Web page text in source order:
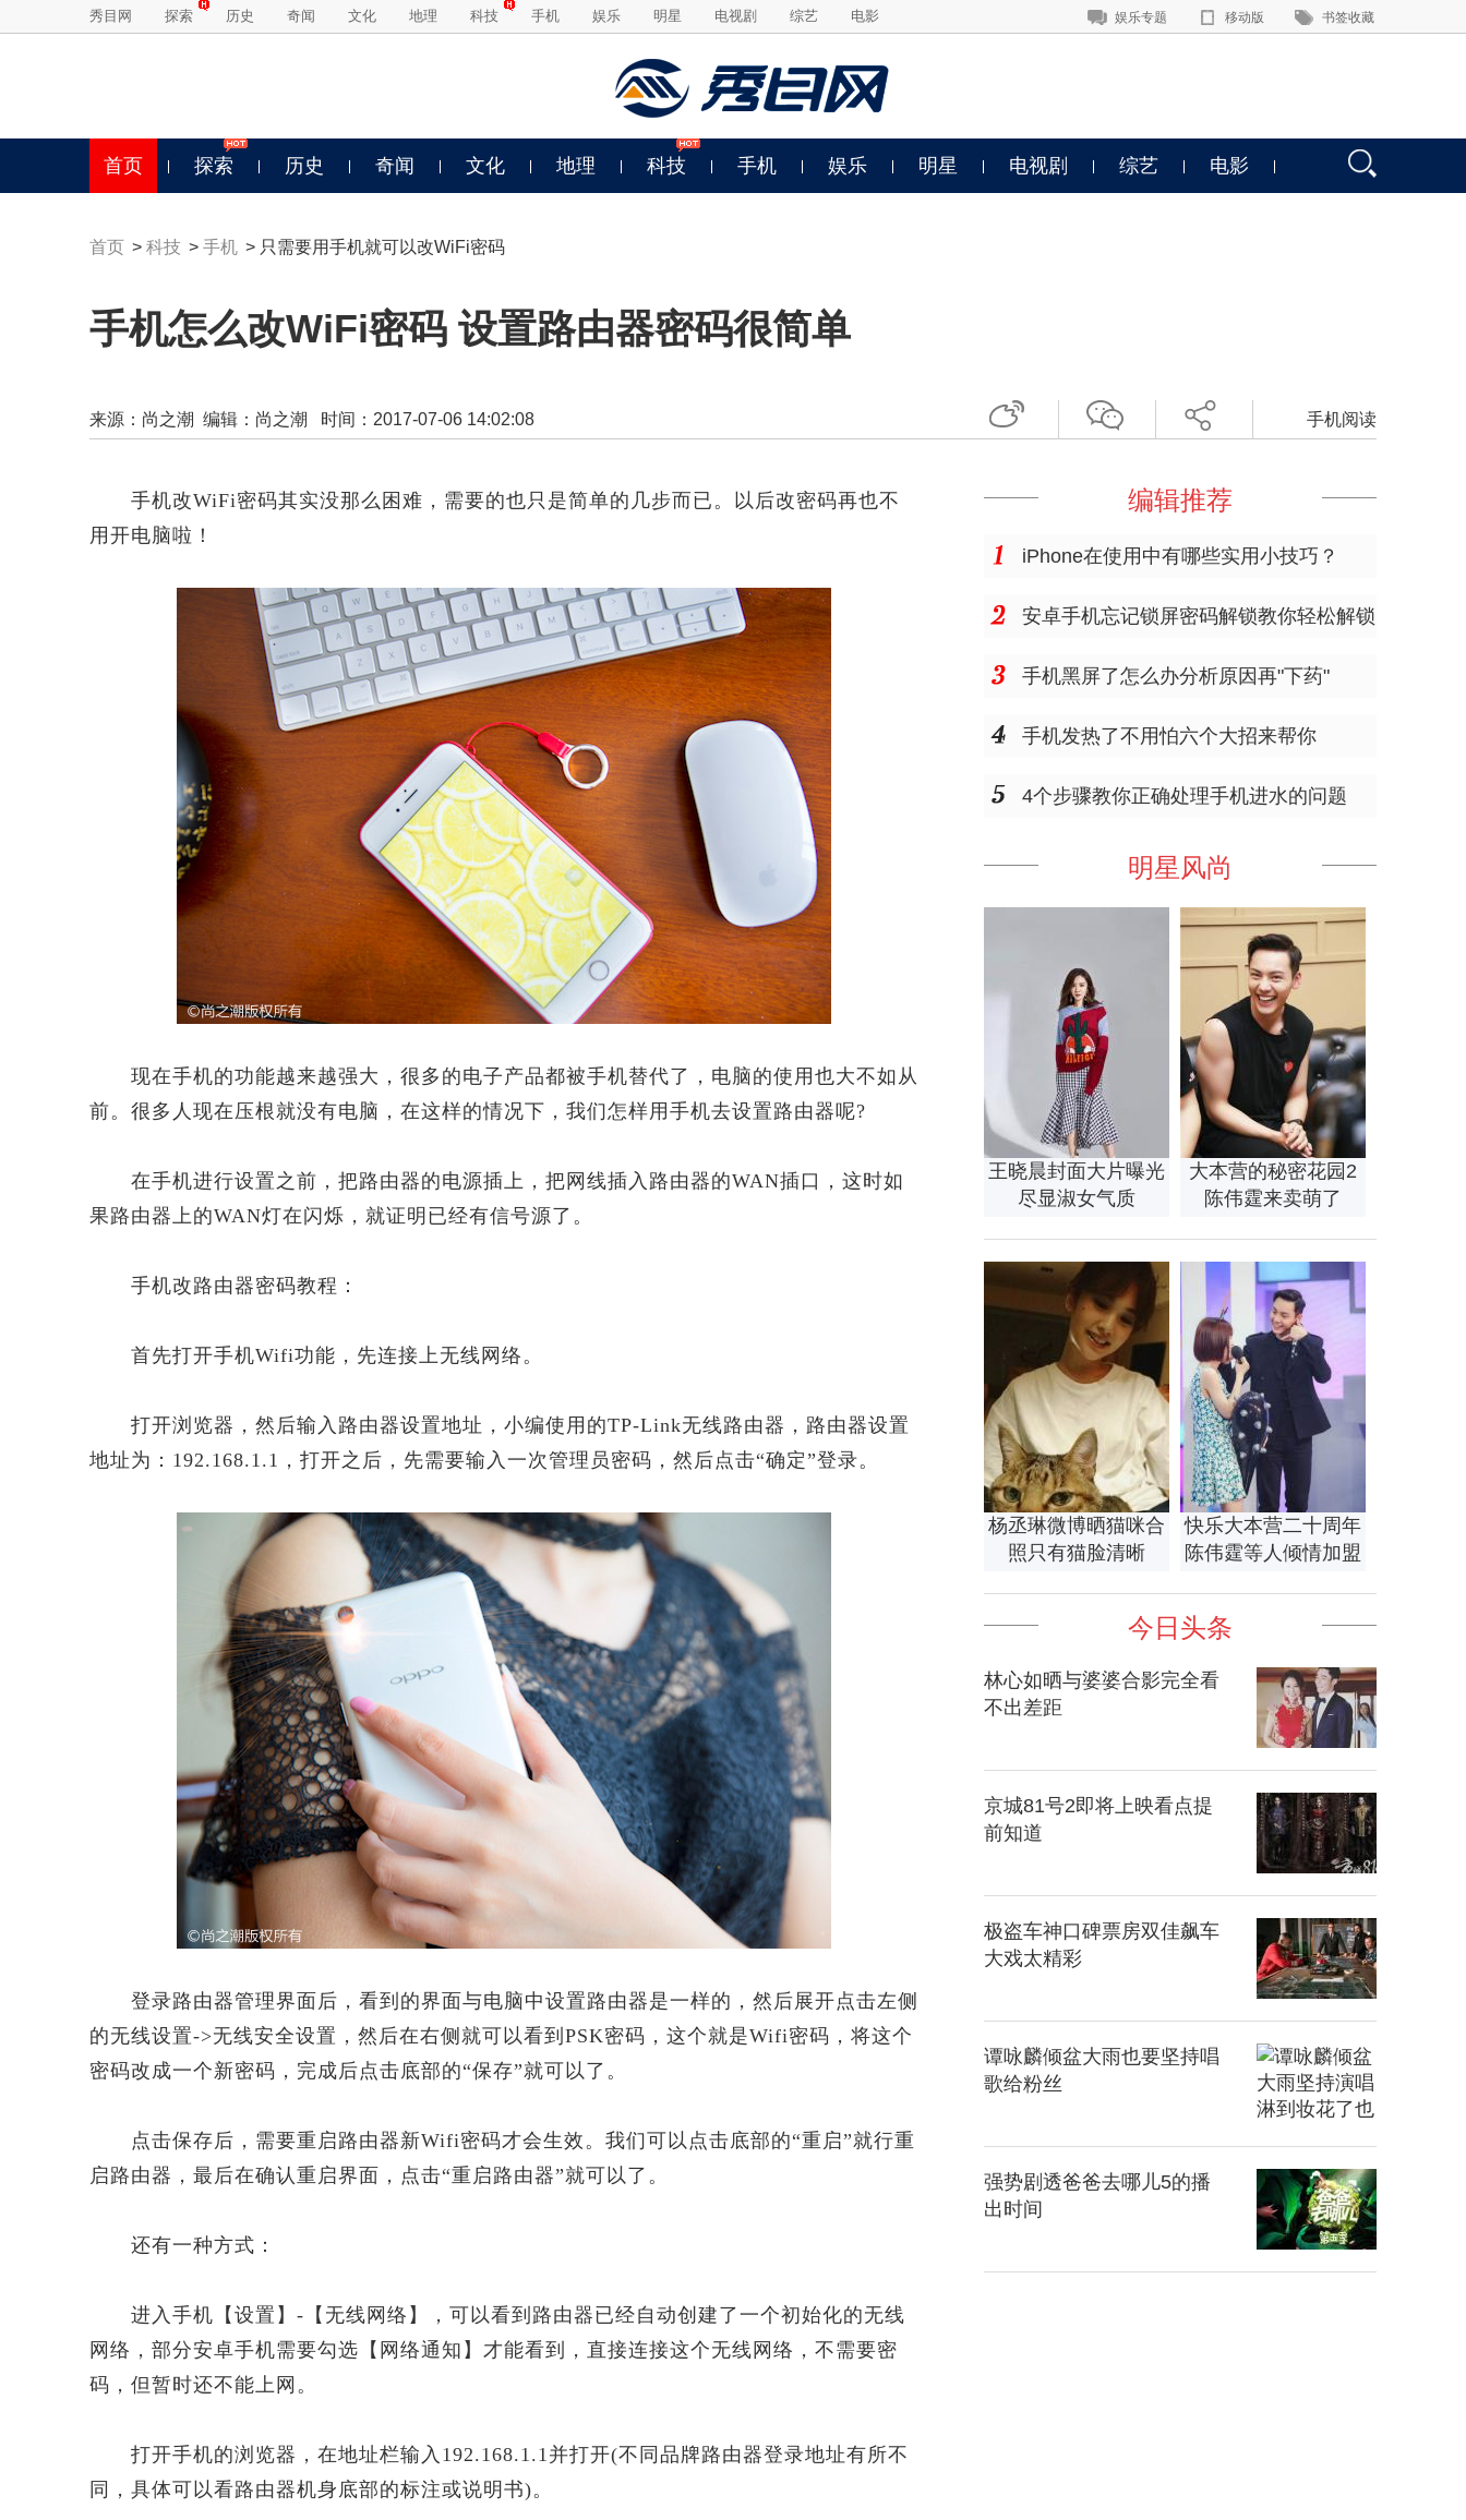
秀目网 探索 历史 奇闻 文化 地理 科技 手机 娱乐 明星 电视剧 综艺 电影 娱乐专题 移动版 书签收藏
首页 探索 历史 奇闻 文化 地理 科技 手机 娱乐 明星 电视剧 综艺 电影
首页 > 科技 > 手机 > 只需要用手机就可以改WiFi密码
手机怎么改WiFi密码 设置路由器密码很简单
来源： 尚之潮 编辑：尚之潮 时间：2017-07-06 14:02:08 手机阅读
手机改WiFi密码其实没那么困难，需要的也只是简单的几步而已。以后改密码再也不
用开电脑啦！
现在手机的功能越来越强大，很多的电子产品都被手机替代了，电脑的使用也大不如从
前。很多人现在压根就没有电脑，在这样的情况下，我们怎样用手机去设置路由器呢?
在手机进行设置之前，把路由器的电源插上，把网线插入路由器的WAN插口，这时如
果路由器上的WAN灯在闪烁，就证明已经有信号源了。
手机改路由器密码教程：
首先打开手机Wifi功能，先连接上无线网络。
打开浏览器，然后输入路由器设置地址，小编使用的TP-Link无线路由器，路由器设置
地址为：192.168.1.1，打开之后，先需要输入一次管理员密码，然后点击“确定”登录。
登录路由器管理界面后，看到的界面与电脑中设置路由器是一样的，然后展开点击左侧
的无线设置->无线安全设置，然后在右侧就可以看到PSK密码，这个就是Wifi密码，将这个
密码改成一个新密码，完成后点击底部的“保存”就可以了。
点击保存后，需要重启路由器新Wifi密码才会生效。我们可以点击底部的“重启”就行重
启路由器，最后在确认重启界面，点击“重启路由器”就可以了。
还有一种方式：
进入手机【设置】-【无线网络】，可以看到路由器已经自动创建了一个初始化的无线
网络，部分安卓手机需要勾选【网络通知】才能看到，直接连接这个无线网络，不需要密
码，但暂时还不能上网。
打开手机的浏览器，在地址栏输入192.168.1.1并打开(不同品牌路由器登录地址有所不
同，具体可以看路由器机身底部的标注或说明书)。
编辑推荐
iPhone在使用中有哪些实用小技巧？
安卓手机忘记锁屏密码解锁教你轻松解锁
手机黑屏了怎么办分析原因再"下药"
手机发热了不用怕六个大招来帮你
4个步骤教你正确处理手机进水的问题
明星风尚
王晓晨封面大片曝光
尽显淑女气质
大本营的秘密花园2
陈伟霆来卖萌了
杨丞琳微博晒猫咪合
照只有猫脸清晰
快乐大本营二十周年
陈伟霆等人倾情加盟
今日头条
林心如晒与婆婆合影完全看
不出差距
京城81号2即将上映看点提
前知道
极盗车神口碑票房双佳飙车
大戏太精彩
谭咏麟倾盆大雨也要坚持唱
歌给粉丝
强势剧透爸爸去哪儿5的播
出时间